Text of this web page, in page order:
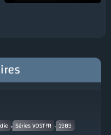
, Séries VOSTFR , 1989